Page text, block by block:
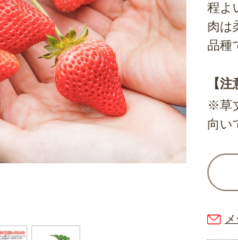
程よ
肉は
品種
【
※草
向い